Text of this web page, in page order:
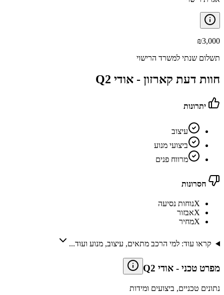
₪3,000
תשלום שנתי למשרד הרישוי
חוות דעת קארזון - אודי Q2
יתרונות
עיצוב
ביצועי מנוע
מרווח פנים
חסרונות
Xנוחות נסיעה
Xאבזור
Xמחיר
קראו עוד: למי הרכב מתאים, עיצוב, מנוע ועוד...
מפרט טכני - אודי Q2
נתונים טכניים, ביצועים ומידות